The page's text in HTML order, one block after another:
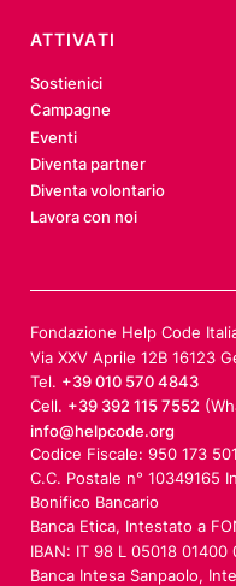
ATTIVATI
Sostienici
Campagne
Eventi
Diventa partner
Diventa volontario
Lavora con noi
Fondazione Help Code
Via XXV Aprile 12B 16123
Tel. +39 010 570 4843
Cell. +39 392 115 7552
info@helpcode.org
Codice Fiscale: 950 173
C.C. Postale n° 10349165
Bonifico Bancario
Banca Etica, Intestato a
IBAN: IT 98 L 05018 01400
Banca Intesa Sanpaolo,